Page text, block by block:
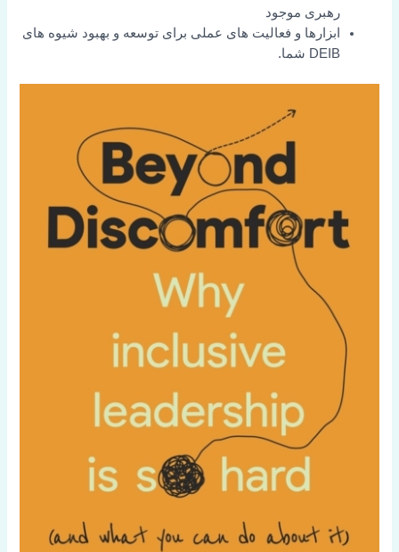
رهبری موجود
ابزارها و فعالیت های عملی برای توسعه و بهبود شیوه های
DEIB شما.